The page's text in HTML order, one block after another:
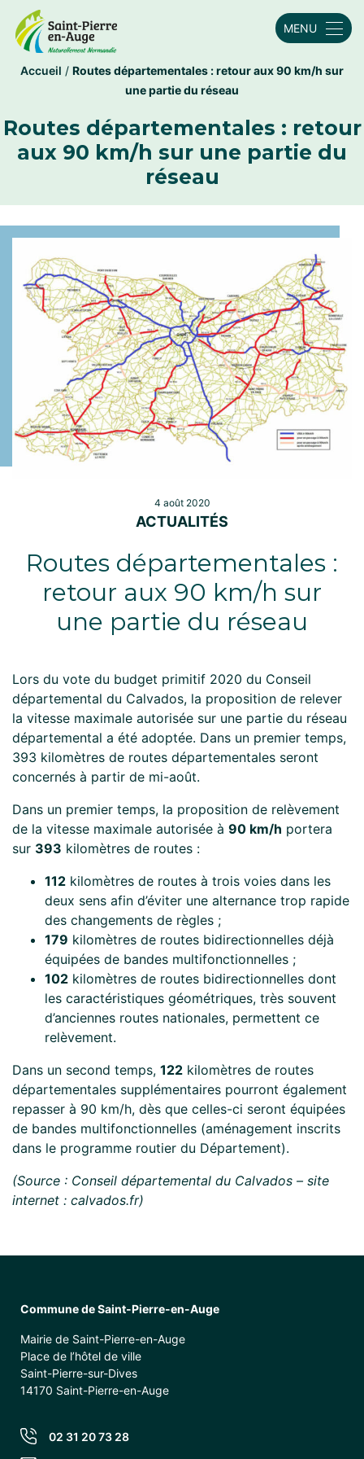
MENU
Accueil / Routes départementales : retour aux 90 km/h sur
une partie du réseau
Routes départementales : retour
aux 90 km/h sur une partie du
réseau
4 août 2020
ACTUALITÉS
Routes départementales :
retour aux 90 km/h sur
une partie du réseau
Lors du vote du budget primitif 2020 du Conseil
départemental du Calvados, la proposition de relever
la vitesse maximale autorisée sur une partie du réseau
départemental a été adoptée. Dans un premier temps,
393 kilomètres de routes départementales seront
concernés à partir de mi-août.
Dans un premier temps, la proposition de relèvement
de la vitesse maximale autorisée à 90 km/h portera
sur 393 kilomètres de routes :
112 kilomètres de routes à trois voies dans les
deux sens afin d’éviter une alternance trop rapide
des changements de règles ;
179 kilomètres de routes bidirectionnelles déjà
équipées de bandes multifonctionnelles ;
102 kilomètres de routes bidirectionnelles dont
les caractéristiques géométriques, très souvent
d’anciennes routes nationales, permettent ce
relèvement.
Dans un second temps, 122 kilomètres de routes
départementales supplémentaires pourront également
repasser à 90 km/h, dès que celles-ci seront équipées
de bandes multifonctionnelles (aménagement inscrits
dans le programme routier du Département).
(Source : Conseil départemental du Calvados – site
internet : calvados.fr)
Commune de Saint-Pierre-en-Auge
Mairie de Saint-Pierre-en-Auge
Place de l’hôtel de ville
Saint-Pierre-sur-Dives
14170 Saint-Pierre-en-Auge
02 31 20 73 28